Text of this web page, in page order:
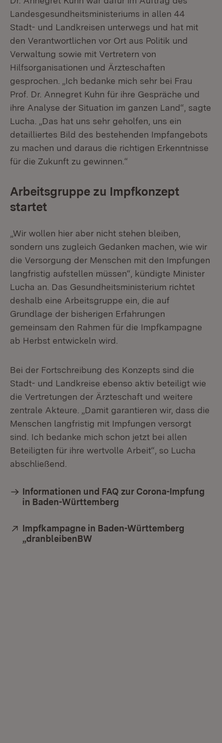
Landesgesundheitsministeriums in allen 44
Stadt- und Landkreisen unterwegs und hat mit
den Verantwortlichen vor Ort aus Politik und
Verwaltung sowie mit Vertretern von
Hilfsorganisationen und Ärzteschaften
gesprochen. „Ich bedanke mich sehr bei Frau
Prof. Dr. Annegret Kuhn für ihre Gespräche und
ihre Analyse der Situation im ganzen Land“, sagte
Lucha. „Das hat uns sehr geholfen, uns ein
detailliertes Bild des bestehenden Impfangebots
zu machen und daraus die richtigen Erkenntnisse
für die Zukunft zu gewinnen.“
Arbeitsgruppe zu Impfkonzept
startet
„Wir wollen hier aber nicht stehen bleiben,
sondern uns zugleich Gedanken machen, wie wir
die Versorgung der Menschen mit den Impfungen
langfristig aufstellen müssen“, kündigte Minister
Lucha an. Das Gesundheitsministerium richtet
deshalb eine Arbeitsgruppe ein, die auf
Grundlage der bisherigen Erfahrungen
gemeinsam den Rahmen für die Impfkampagne
ab Herbst entwickeln wird.
Bei der Fortschreibung des Konzepts sind die
Stadt- und Landkreise ebenso aktiv beteiligt wie
die Vertretungen der Ärzteschaft und weitere
zentrale Akteure. „Damit garantieren wir, dass die
Menschen langfristig mit Impfungen versorgt
sind. Ich bedanke mich schon jetzt bei allen
Beteiligten für ihre wertvolle Arbeit“, so Lucha
abschließend.
Informationen und FAQ zur Corona-Impfung
in Baden-Württemberg
Extern:
Impfkampagne in Baden-Württemberg
„dranbleibenBW